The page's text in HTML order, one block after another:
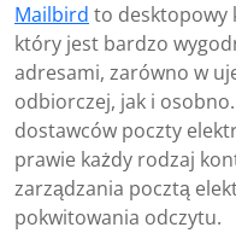
Mailbird to desktopowy
który jest bardzo
adresami, zarówno w
odbiorczej, jak i
dostawców poczty
prawie każdy rodzaj
zarządzania pocztą
pokwitowania odczytu.